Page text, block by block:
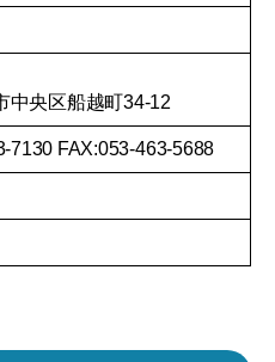
中央区船越町34-12
7130 FAX:053-463-5688